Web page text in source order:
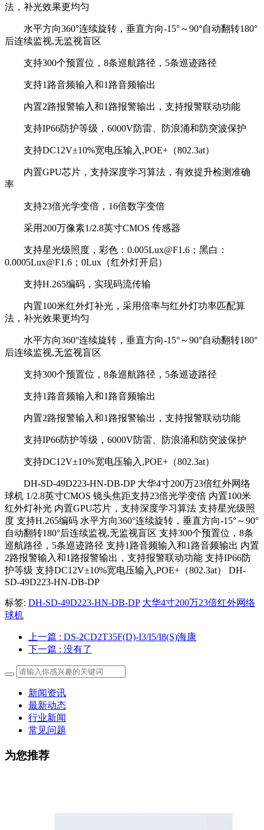
法，补光效果更均匀
水平方向360°连续旋转，垂直方向-15°～90°自动翻转180°
后连续监视,无监视盲区
支持300个预置位，8条巡航路径，5条巡迹路径
支持1路音频输入和1路音频输出
内置2路报警输入和1路报警输出，支持报警联动功能
支持IP66防护等级，6000V防雷、防浪涌和防突波保护
支持DC12V±10%宽电压输入,POE+（802.3at）
内置GPU芯片，支持深度学习算法，有效提升检测准确
率
支持23倍光学变倍，16倍数字变倍
采用200万像素1/2.8英寸CMOS 传感器
支持星光级照度，彩色：0.005Lux@F1.6；黑白：
0.0005Lux@F1.6；0Lux（红外灯开启）
支持H.265编码，实现码流传输
内置100米红外灯补光，采用倍率与红外灯功率匹配算
法，补光效果更均匀
水平方向360°连续旋转，垂直方向-15°～90°自动翻转180°
后连续监视,无监视盲区
支持300个预置位，8条巡航路径，5条巡迹路径
支持1路音频输入和1路音频输出
内置2路报警输入和1路报警输出，支持报警联动功能
支持IP66防护等级，6000V防雷、防浪涌和防突波保护
支持DC12V±10%宽电压输入,POE+（802.3at）
DH-SD-49D223-HN-DB-DP 大华4寸200万23倍红外网络
球机 1/2.8英寸CMOS 镜头焦距支持23倍光学变倍 内置100米
红外灯补光 内置GPU芯片，支持深度学习算法 支持星光级照
度 支持H.265编码 水平方向360°连续旋转，垂直方向-15°～90°
自动翻转180°后连续监视,无监视盲区 支持300个预置位，8条
巡航路径，5条巡迹路径 支持1路音频输入和1路音频输出 内置
2路报警输入和1路报警输出，支持报警联动功能 支持IP66防
护等级 支持DC12V±10%宽电压输入,POE+（802.3at） DH-
SD-49D223-HN-DB-DP
标签: DH-SD-49D223-HN-DB-DP 大华4寸200万23倍红外网络
球机
上一篇 : DS-2CD2T35F(D)-I3/I5/I8(S)海康
下一篇 : 没有了
新闻资讯
最新动态
行业新闻
常见问题
为您推荐